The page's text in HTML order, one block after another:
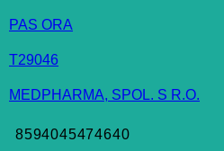
PAS ORA
T29046
MEDPHARMA, SPOL. S R.O.
8594045474640